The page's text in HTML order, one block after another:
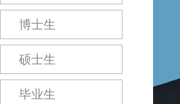
博士生
硕士生
毕业生
研